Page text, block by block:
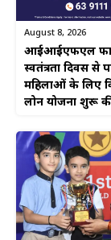
August 8, 2026
आईआईएफएल
स्वतंत्रता दिवस से
महिलाओं के लिए
लोन योजना शुरू